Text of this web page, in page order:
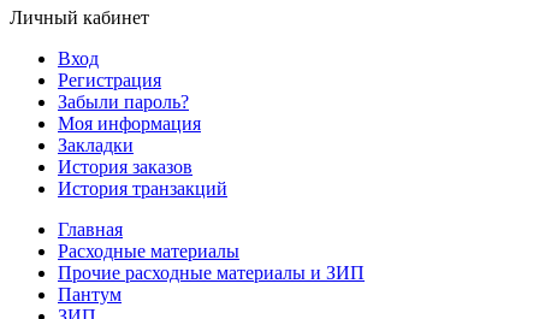
Личный кабинет
Вход
Регистрация
Забыли пароль?
Моя информация
Закладки
История заказов
История транзакций
Главная
Расходные материалы
Прочие расходные материалы и ЗИП
Пантум